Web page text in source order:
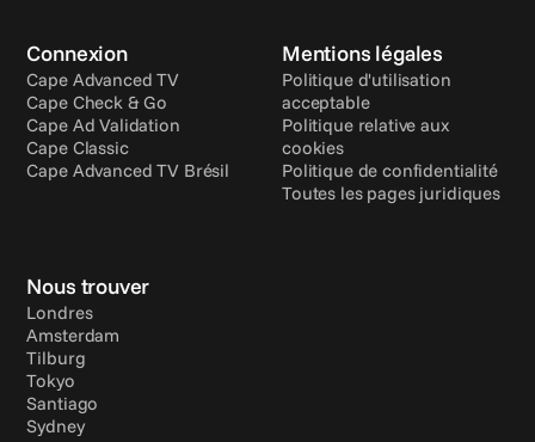
Connexion
Cape Advanced TV
Cape Check & Go
Cape Ad Validation
Cape Classic
Cape Advanced TV Brésil
Mentions légales
Politique d'utilisation
acceptable
Politique relative aux
cookies
Politique de confidentialité
Toutes les pages juridiques
Nous trouver
Londres
Amsterdam
Tilburg
Tokyo
Santiago
Sydney